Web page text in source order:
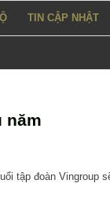
TIN CẬP NHẬT
năm
tập đoàn Vingroup